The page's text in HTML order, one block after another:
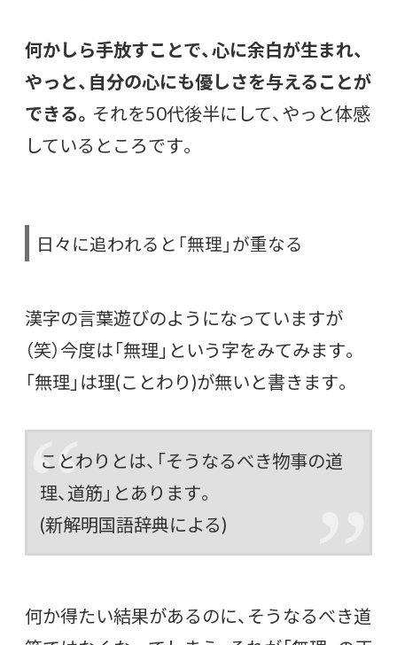
何かしら手放すことで、心に余白が生まれ、
やっと、自分の心にも優しさを与えることが
できる。 それを50代後半にして、やっと体感
しているところです。
日々に追われると「無理」が重なる
漢字の言葉遊びのようになっていますが
（笑）今度は「無理」という字をみてみます。
「無理」は理(ことわり)が無いと書きます。
ことわりとは、「そうなるべき物事の道
理、道筋」とあります。
(新解明国語辞典による)
何か得たい結果があるのに、そうなるべき道